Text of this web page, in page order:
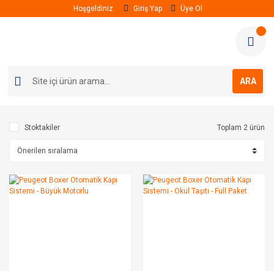
Hoşgeldiniz Giriş Yap Üye Ol
ARA
Stoktakiler Toplam 2 ürün